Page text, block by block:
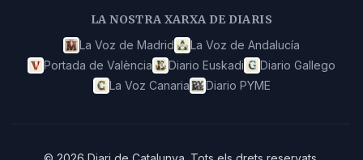
LA NOSTRA XARXA DE DIARIS
La Voz de Madrid
La Voz de Andalucía
Portada de València
Diario Euskadi
Diario Gallego
La Voz Canaria
Diario PYME